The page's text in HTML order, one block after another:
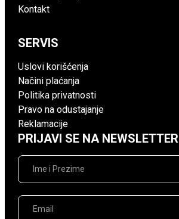
Kontakt
SERVIS
Uslovi korišćenja
Načini plaćanja
Politika privatnosti
Pravo na odustajanje
Reklamacije
PRIJAVI SE NA NEWSLETTER